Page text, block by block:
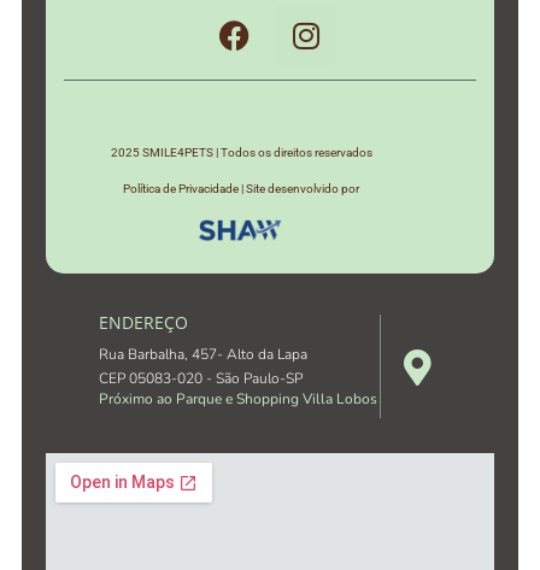
2025 SMILE4PETS | Todos os direitos reservados
Política de Privacidade | Site desenvolvido por
ENDEREÇO
Rua Barbalha, 457- Alto da Lapa
CEP 05083-020 - São Paulo-SP
Próximo ao Parque e Shopping Villa Lobos